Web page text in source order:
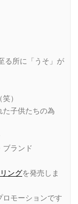
る所に「うそ」が
）
た子供たちの為
ブランド
ングを発売しま
モーションです